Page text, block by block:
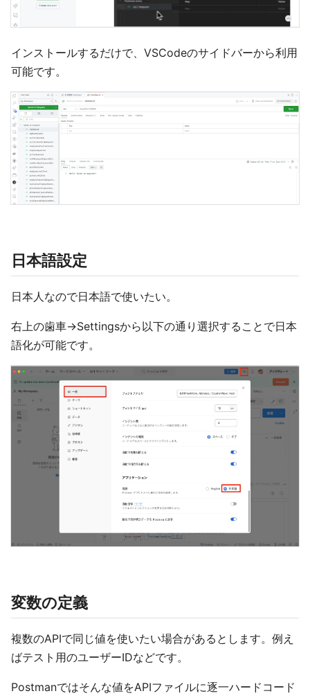
インストールするだけで、VSCodeのサイドバーから利用
可能です。
日本語設定
日本人なので日本語で使いたい。
右上の歯車→Settingsから以下の通り選択することで日本
語化が可能です。
変数の定義
複数のAPIで同じ値を使いたい場合があるとします。例え
ばテスト用のユーザーIDなどです。
Postmanではそんな値をAPIファイルに逐一ハードコード